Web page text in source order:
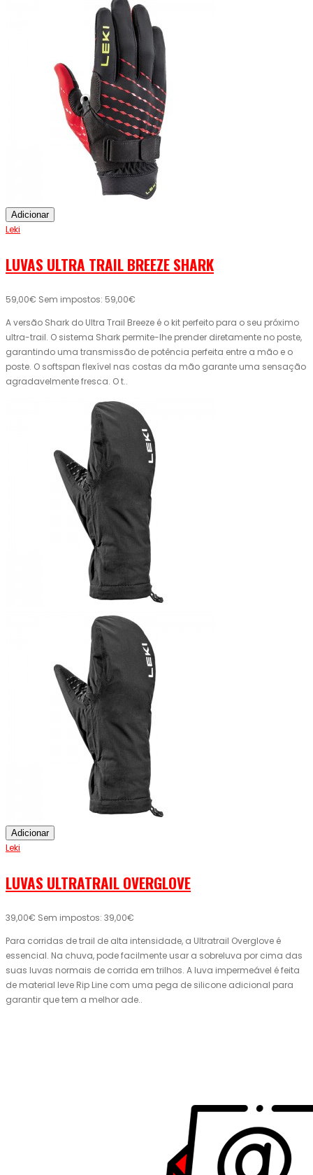
Adicionar
Leki
LUVAS ULTRA TRAIL BREEZE SHARK
59,00€ Sem impostos: 59,00€
A versão Shark do Ultra Trail Breeze é o kit perfeito para o seu próximo
ultra-trail. O sistema Shark permite-lhe prender diretamente no poste,
garantindo uma transmissão de potência perfeita entre a mão e o
poste. O softspan flexível nas costas da mão garante uma sensação
agradavelmente fresca. O t..
Adicionar
Leki
LUVAS ULTRATRAIL OVERGLOVE
39,00€ Sem impostos: 39,00€
Para corridas de trail de alta intensidade, a Ultratrail Overglove é
essencial. Na chuva, pode facilmente usar a sobreluva por cima das
suas luvas normais de corrida em trilhos. A luva impermeável é feita
de material leve Rip Line com uma pega de silicone adicional para
garantir que tem a melhor ade..